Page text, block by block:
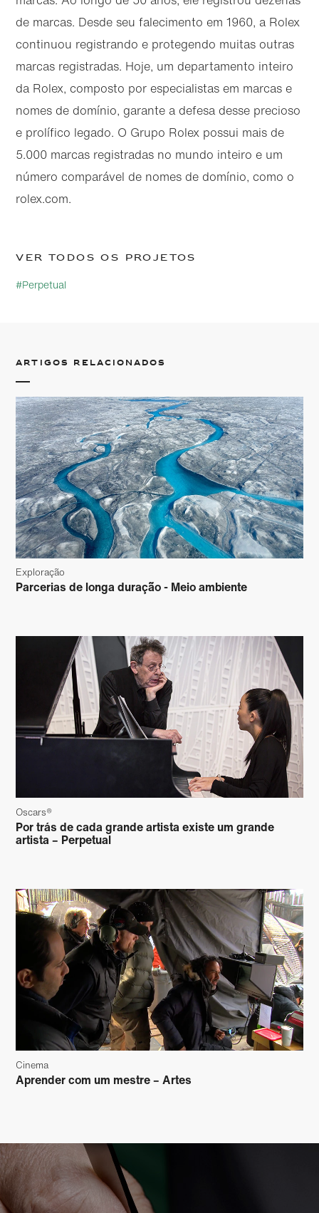
de marcas. Desde seu falecimento em 1960, a Rolex
continuou registrando e protegendo muitas outras
marcas registradas. Hoje, um departamento inteiro
da Rolex, composto por especialistas em marcas e
nomes de domínio, garante a defesa desse precioso
e prolífico legado. O Grupo Rolex possui mais de
5.000 marcas registradas no mundo inteiro e um
número comparável de nomes de domínio, como o
rolex.com.
Ver todos os projetos
#Perpetual
Artigos relacionados
Exploração
Parcerias de longa duração - Meio ambiente
Oscars®
Por trás de cada grande artista existe um grande
artista – Perpetual
Cinema
Aprender com um mestre – Artes